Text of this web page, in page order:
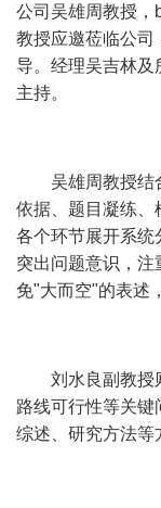
公司吴雄周教授，
教授应邀莅临公司
导。经理吴吉林及
主持。
吴雄周教授结
依据、题目凝练、
各个环节展开系统
突出问题意识，注
免"大而空"的表述
刘水良副教授
路线可行性等关
综述、研究方法等